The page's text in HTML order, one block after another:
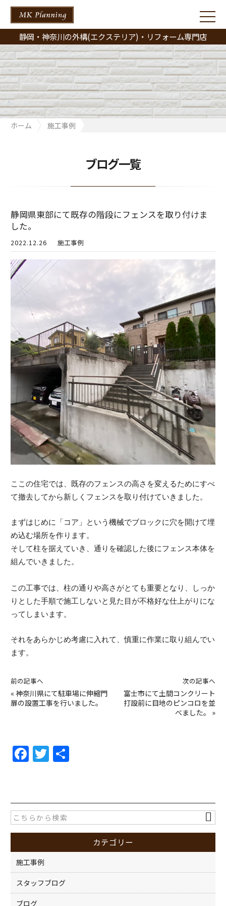
静岡・神奈川の外構(エクステリア)・リフォーム専門店
ホーム
施工事例
ブログ一覧
静岡県東部にて既存の階段にフェンスを取り付けま
した。
2022.12.26 施工事例
ここの住宅では、既存のフェンスの高さを変えるためにすべ
て撤去してから新しくフェンスを取り付けていきました。
まずはじめに「コア」という機械でブロックに穴を開けて埋
め込む場所を作ります。
そして柱を据えていき、通りを確認した後にフェンス本体を
組んでいきました。
この工事では、柱の通りや高さがとても重要となり、しっか
りとした手順で施工しないと見た目が不格好な仕上がりにな
ってしまいます。
それをあらかじめ考慮に入れて、慎重に作業に取り組んでい
ます。
前の記事へ
« 神奈川県にて駐車場に伸縮門
扉の設置工事を行いました。
次の記事へ
富士市にて土間コンクリート
打設前に目地のピンコロを並
べました。
»
F
a
e
b
o
o
k
T
w
er
カテゴリー
施工事例
スタッフブログ
ブログ